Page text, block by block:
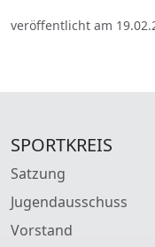
veröffentlicht am
SPORTKREIS
Satzung
Jugendausschuss
Vorstand